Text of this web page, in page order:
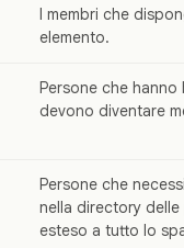
I membri che
elemento.
Persone che
devono diventare
Persone che
nella directory
esteso a tutto lo